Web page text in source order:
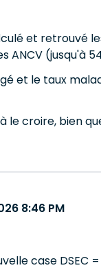
et retrouvé
ANCV (jusqu'à
et le taux
le croire, bien
8:46 PM
case DSEC